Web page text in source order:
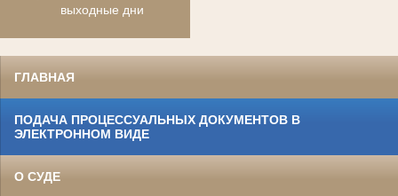
выходные дни
ГЛАВНАЯ
ПОДАЧА ПРОЦЕССУАЛЬНЫХ ДОКУМЕНТОВ В
ЭЛЕКТРОННОМ ВИДЕ
О СУДЕ